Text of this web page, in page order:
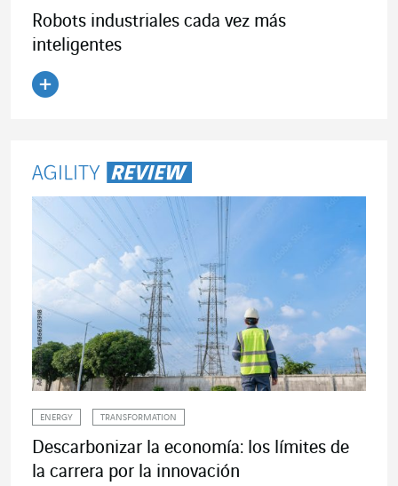
Robots industriales cada vez más
inteligentes
ENERGY TRANSFORMATION
Descarbonizar la economía: los límites de
la carrera por la innovación